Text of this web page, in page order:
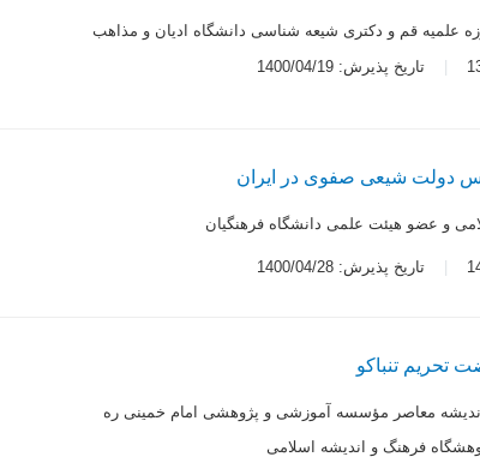
تاریخ پذیرش: 1400/04/19
دولت شیعی صفوی در ایران
و عضو هیئت علمی دانشگاه فرهنگیان
تاریخ پذیرش: 1400/04/28
تحریم تنباکو
اندیشه معاصر مؤسسه آموزشی و پژوهشی امام خمینی ره
فرهنگ و اندیشه اسلامی